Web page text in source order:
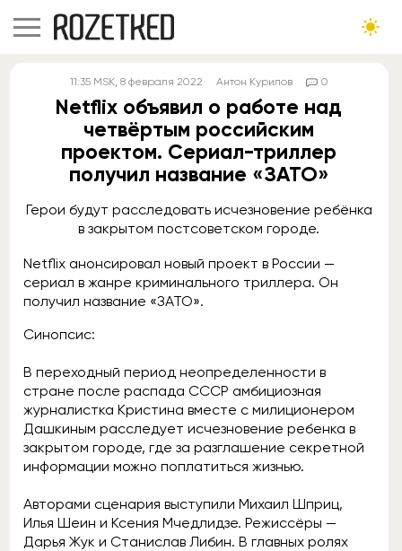
11:35 MSK, 8 февраля 2022 Антон Курилов 0
Netflix объявил о работе над
четвёртым российским
проектом. Сериал-триллер
получил название «ЗАТО»
Герои будут расследовать исчезновение ребёнка
в закрытом постсоветском городе.
Netflix анонсировал новый проект в России —
сериал в жанре криминального триллера. Он
получил название «ЗАТО».
Синопсис:
В переходный период неопределенности в
стране после распада СССР амбициозная
журналистка Кристина вместе с милиционером
Дашкиным расследует исчезновение ребенка в
закрытом городе, где за разглашение секретной
информации можно поплатиться жизнью.
Авторами сценария выступили Михаил Шприц,
Илья Шеин и Ксения Мчедлидзе. Режиссёры —
Дарья Жук и Станислав Либин. В главных ролях